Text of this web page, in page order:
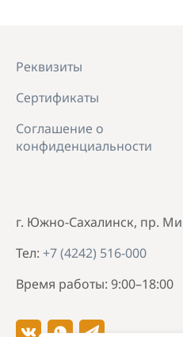
г. Южно-Сахалинск, пр.
Тел: +7 (4242) 516-000
Время работы: 9:00–18:00
Реквизиты
Сертификаты
Соглашение о
конфиденциальности